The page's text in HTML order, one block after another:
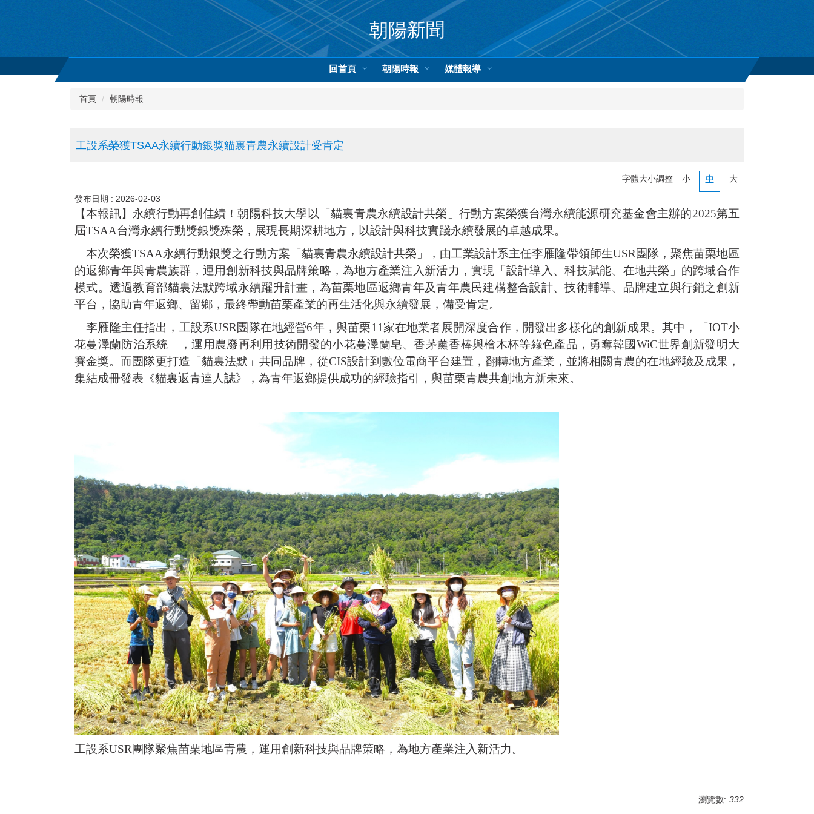
朝陽新聞
回首頁 朝陽時報 媒體報導
首頁 朝陽時報
工設系榮獲TSAA永續行動銀獎貓裏青農永續設計受肯定
字體大小調整 小 中 大
發布日期 : 2026-02-03
【本報訊】永續行動再創佳績！朝陽科技大學以「貓裏青農永續設計共榮」行動方案榮獲台灣永續能源研究基金會主辦的2025第五
屆TSAA台灣永續行動獎銀獎殊榮，展現長期深耕地方，以設計與科技實踐永續發展的卓越成果。
本次榮獲TSAA永續行動銀獎之行動方案「貓裏青農永續設計共榮」，由工業設計系主任李雁隆帶領師生USR團隊，聚焦苗栗地區
的返鄉青年與青農族群，運用創新科技與品牌策略，為地方產業注入新活力，實現「設計導入、科技賦能、在地共榮」的跨域合作
模式。透過教育部貓裏法默跨域永續躍升計畫，為苗栗地區返鄉青年及青年農民建構整合設計、技術輔導、品牌建立與行銷之創新
平台，協助青年返鄉、留鄉，最終帶動苗栗產業的再生活化與永續發展，備受肯定。
李雁隆主任指出，工設系USR團隊在地經營6年，與苗栗11家在地業者展開深度合作，開發出多樣化的創新成果。其中，「IOT小
花蔓澤蘭防治系統」，運用農廢再利用技術開發的小花蔓澤蘭皂、香茅薰香棒與檜木杯等綠色產品，勇奪韓國WiC世界創新發明大
賽金獎。而團隊更打造「貓裏法默」共同品牌，從CIS設計到數位電商平台建置，翻轉地方產業，並將相關青農的在地經驗及成果，
集結成冊發表《貓裏返青達人誌》，為青年返鄉提供成功的經驗指引，與苗栗青農共創地方新未來。
工設系USR團隊聚焦苗栗地區青農，運用創新科技與品牌策略，為地方產業注入新活力。
瀏覽數: 332